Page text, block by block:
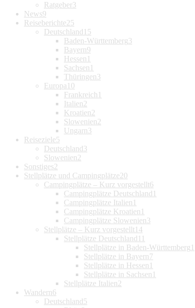
Ratgeber3
News9
Reiseberichte25
Deutschland 15
Baden-Württemberg3
Bayern9
Hessen 1
Sachsen 1
Thüringen3
Europa 10
Frankreich 1
Italien2
Kroatien2
Slowenien2
Ungarn3
Reiseziele5
Deutschland3
Slowenien2
Sonstiges2
Stellplätze und Campingplätze20
Campingplätze – Kurz vorgestellt6
Campingplätze Deutschland 1
Campingplätze Italien 1
Campingplätze Kroatien 1
Campingplätze Slowenien3
Stellplätze – Kurz vorgestellt 14
Stellplätze Deutschland 11
Stellplätze in Baden-Württemberg 1
Stellplätze in Bayern7
Stellplätze in Hessen 1
Stellplätze in Sachsen 1
Stellplätze Italien2
Wandern6
Deutschland5